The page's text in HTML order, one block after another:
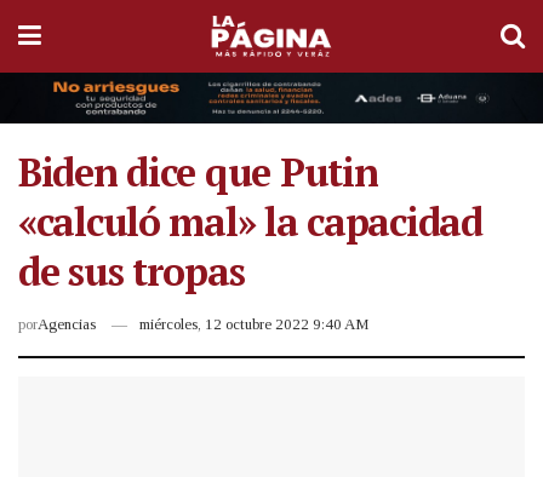
Biden dice que Putin
«calculó mal» la capacidad
de sus tropas
porAgencias miércoles, 12 octubre 2022 9:40 AM